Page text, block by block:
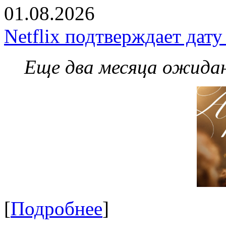
01.08.2026
Netflix подтверждает
Еще два месяца
[Подробнее]